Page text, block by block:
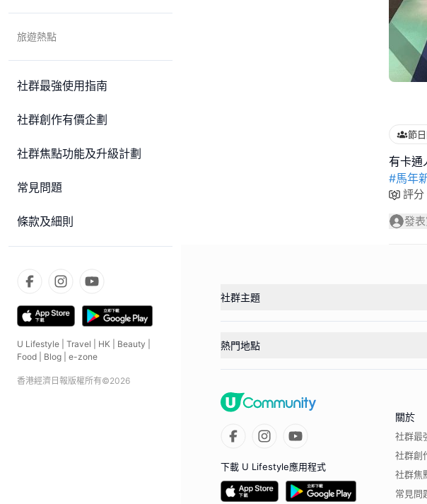
旅遊熱點
社群最強使用指南
社群創作有價企劃
社群焦點功能及升級計劃
常見問題
條款及細則
U Lifestyle Travel HK Beauty
Food
Blog e-zone
香港經濟日報版權所有©2026
節
#馬年
評分
發
社群主題
熱門地點
下載 U Lifestyle應用程式
關於
社群最
社群創
社群焦
常見問